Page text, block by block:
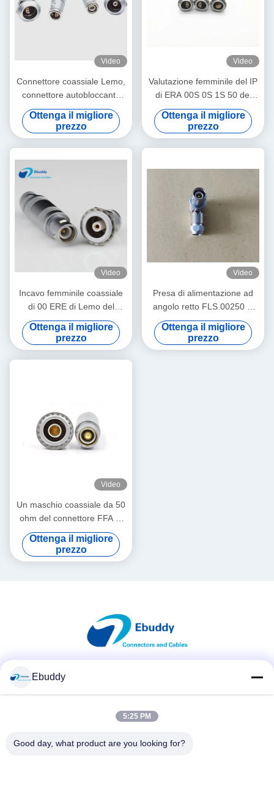
Video
Connettore coassiale Lemo,
connettore autobloccante
push-pull serie S, FFA ERA
2-8 pin
Ottenga il migliore
prezzo
Video
Valutazione femminile del IP
di ERA 00S 0S 1S 50 del
connettore della serie S di
Lemo dell'incavo della
mezza luna
Ottenga il migliore
prezzo
Video
Incavo femminile coassiale
di 00 ERE di Lemo del
connettore di cavo coassiale
ERA.00.250 un mini
Ottenga il migliore
prezzo
Video
Presa di alimentazione ad
angolo retto FLS.00250 di
Lemo del gomito di FLA
Ottenga il migliore
prezzo
Video
Un maschio coassiale da 50
ohm del connettore FFA di
Lemo 3S M18 e fermagli
FFA.3S.250
Ottenga il migliore
prezzo
Ebuddy
5:25 PM
Good day, what product are you looking for?